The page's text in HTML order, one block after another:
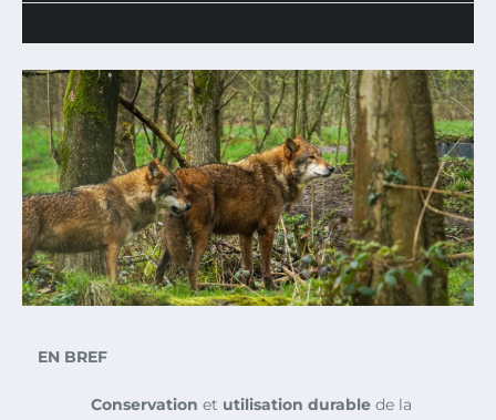
EN BREF
Conservation et utilisation durable de la